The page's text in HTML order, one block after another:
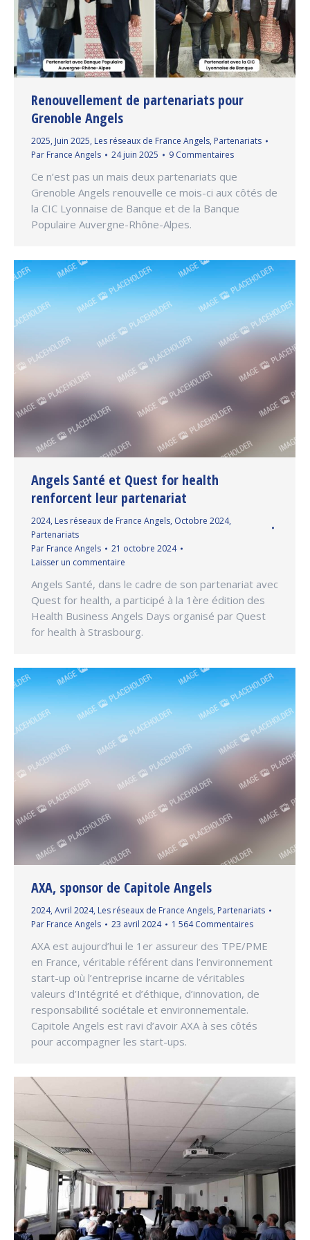
Renouvellement de partenariats pour
Grenoble Angels
2025, Juin 2025, Les réseaux de France Angels, Partenariats
Par France Angels 24 juin 2025 9 Commentaires
Ce n’est pas un mais deux partenariats que
Grenoble Angels renouvelle ce mois-ci aux côtés de
la CIC Lyonnaise de Banque et de la Banque
Populaire Auvergne-Rhône-Alpes.
Angels Santé et Quest for health
renforcent leur partenariat
2024, Les réseaux de France Angels, Octobre 2024,
Partenariats
Par France Angels
21 octobre 2024
Laisser un commentaire
Angels Santé, dans le cadre de son partenariat avec
Quest for health, a participé à la 1ère édition des
Health Business Angels Days organisé par Quest
for health à Strasbourg.
AXA, sponsor de Capitole Angels
2024, Avril 2024, Les réseaux de France Angels, Partenariats
Par France Angels 23 avril 2024 1 564 Commentaires
AXA est aujourd’hui le 1er assureur des TPE/PME
en France, véritable référent dans l’environnement
start-up où l’entreprise incarne de véritables
valeurs d’Intégrité et d’éthique, d’innovation, de
responsabilité sociétale et environnementale.
Capitole Angels est ravi d’avoir AXA à ses côtés
pour accompagner les start-ups.